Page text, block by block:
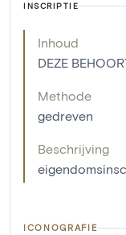
INSCRIPTIE
Inhoud
DEZE
Methode
gedreven
Beschrijving
ICONOGRAFIE